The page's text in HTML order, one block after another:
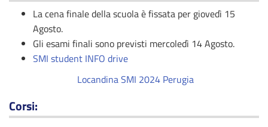
La cena finale della scuola è fissata per giovedì 15
Agosto.
Gli esami finali sono previsti mercoledì 14 Agosto.
SMI student INFO drive
Locandina SMI 2024 Perugia
Corsi: